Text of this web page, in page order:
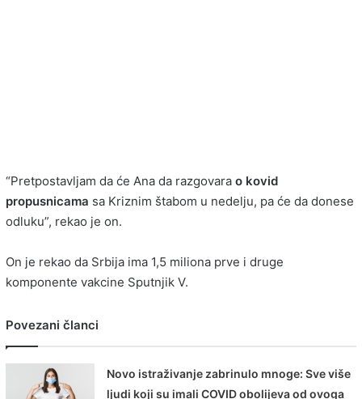
“Pretpostavljam da će Ana da razgovara o kovid
propusnicama sa Kriznim štabom u nedelju, pa će da donese
odluku”, rekao je on.
On je rekao da Srbija ima 1,5 miliona prve i druge
komponente vakcine Sputnjik V.
Povezani članci
Novo istraživanje zabrinulo mnoge: Sve više
ljudi koji su imali COVID obolijeva od ovoga